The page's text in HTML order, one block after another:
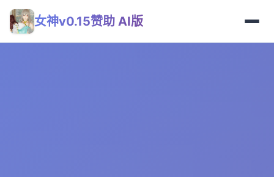
女神v0.15赞助 AI版